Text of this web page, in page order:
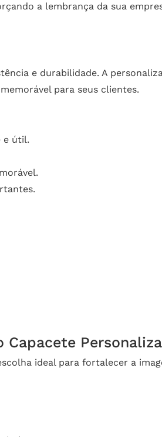
a lembrança da sua
e durabilidade. A
para seus clientes.
e útil.
Capacete
ideal para fortalecer a